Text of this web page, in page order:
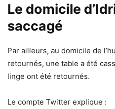
Le domicile
saccagé
Par ailleurs, au domicile de
retournés, une table a été
linge ont été retournés.
Le compte Twitter explique :